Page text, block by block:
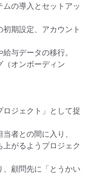
の導入とセットアッ
初期設定、アカウント
与データの移行。
（オンボーディン
ジェクト」として捉
者との間に入り、
がるようプロジェク
顧問先に「とうかい